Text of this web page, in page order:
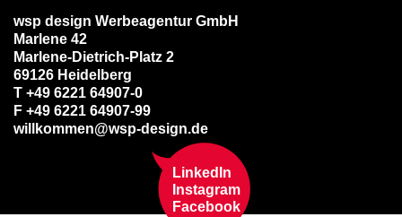
wsp design Werbeagentur GmbH
Marlene 42
Marlene-Dietrich-Platz 2
69126 Heidelberg
T +49 6221 64907-0
F +49 6221 64907-99
willkommen@wsp-design.de
LinkedIn
Instagram
Facebook